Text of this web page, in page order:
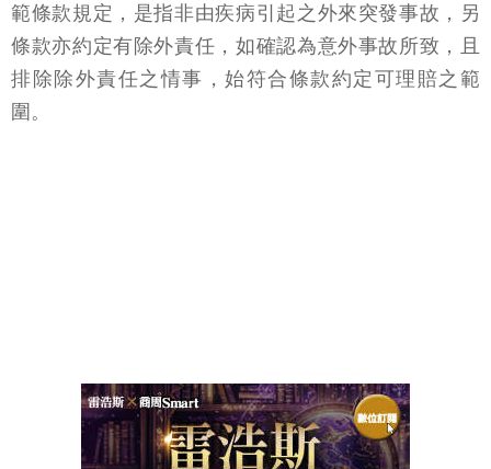
範條款規定，是指非由疾病引起之外來突發事故，另
條款亦約定有除外責任，如確認為意外事故所致，且
排除除外責任之情事，始符合條款約定可理賠之範
圍。